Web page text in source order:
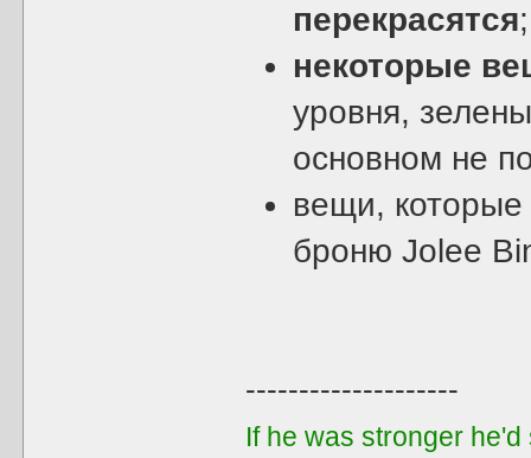
перекрасятся;
некоторые
уровня,
основном не
вещи,
броню Jolee
--------------------
If he was stronger